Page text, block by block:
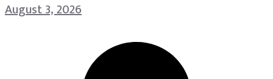
August 3, 2026